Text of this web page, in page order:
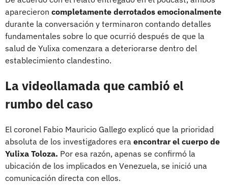
aparecieron completamente derrotados emocionalmente
durante la conversación y terminaron contando detalles
fundamentales sobre lo que ocurrió después de que la
salud de Yulixa comenzara a deteriorarse dentro del
establecimiento clandestino.
La videollamada que cambió el
rumbo del caso
El coronel Fabio Mauricio Gallego explicó que la prioridad
absoluta de los investigadores era encontrar el cuerpo de
Yulixa Toloza. Por esa razón, apenas se confirmó la
ubicación de los implicados en Venezuela, se inició una
comunicación directa con ellos.